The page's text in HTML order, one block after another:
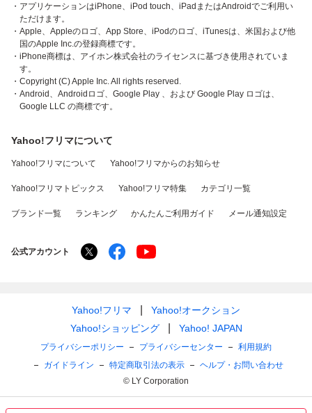
・アプリケーションはiPhone、iPod touch、iPadまたはAndroidでご利用い
ただけます。
・Apple、Appleのロゴ、App Store、iPodのロゴ、iTunesは、米国および他
国のApple Inc.の登録商標です。
・iPhone商標は、アイホン株式会社のライセンスに基づき使用されていま
す。
・Copyright (C) Apple Inc. All rights reserved.
・Android、Androidロゴ、Google Play 、および Google Play ロゴは、
Google LLC の商標です。
Yahoo!フリマについて
Yahoo!フリマについて Yahoo!フリマからのお知らせ
Yahoo!フリマトピックス Yahoo!フリマ特集 カテゴリ一覧
ブランド一覧 ランキング かんたんご利用ガイド メール通知設定
公式アカウント
Yahoo!フリマ
Yahoo!オークション
Yahoo!ショッピング
Yahoo! JAPAN
プライバシーポリシー プライバシーセンター
利用規約
ガイドライン
特定商取引法の表示
ヘルプ・お問い合わせ
© LY Corporation